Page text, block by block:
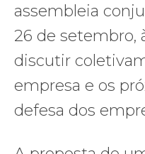
assembleia
26 de setembro,
discutir
empresa e os
defesa dos